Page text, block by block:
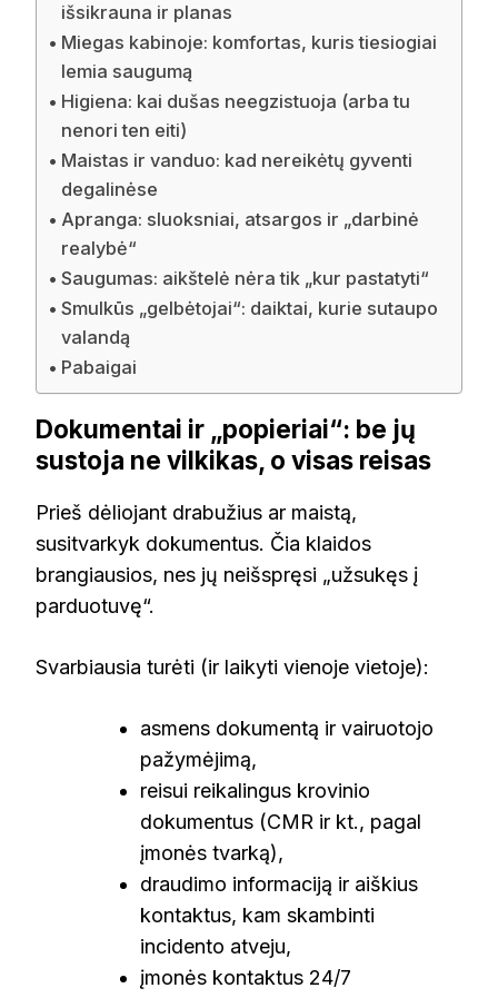
išsikrauna ir planas
Miegas kabinoje: komfortas, kuris tiesiogiai
lemia saugumą
Higiena: kai dušas neegzistuoja (arba tu
nenori ten eiti)
Maistas ir vanduo: kad nereikėtų gyventi
degalinėse
Apranga: sluoksniai, atsargos ir „darbinė
realybė“
Saugumas: aikštelė nėra tik „kur pastatyti“
Smulkūs „gelbėtojai“: daiktai, kurie sutaupo
valandą
Pabaigai
Dokumentai ir „popieriai“: be jų
sustoja ne vilkikas, o visas reisas
Prieš dėliojant drabužius ar maistą,
susitvarkyk dokumentus. Čia klaidos
brangiausios, nes jų neišspręsi „užsukęs į
parduotuvę“.
Svarbiausia turėti (ir laikyti vienoje vietoje):
asmens dokumentą ir vairuotojo
pažymėjimą,
reisui reikalingus krovinio
dokumentus (CMR ir kt., pagal
įmonės tvarką),
draudimo informaciją ir aiškius
kontaktus, kam skambinti
incidento atveju,
įmonės kontaktus 24/7